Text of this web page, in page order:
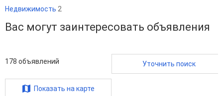
Недвижимость 2
Вас могут заинтересовать объявления
178 объявлений Уточнить поиск
Показать на карте